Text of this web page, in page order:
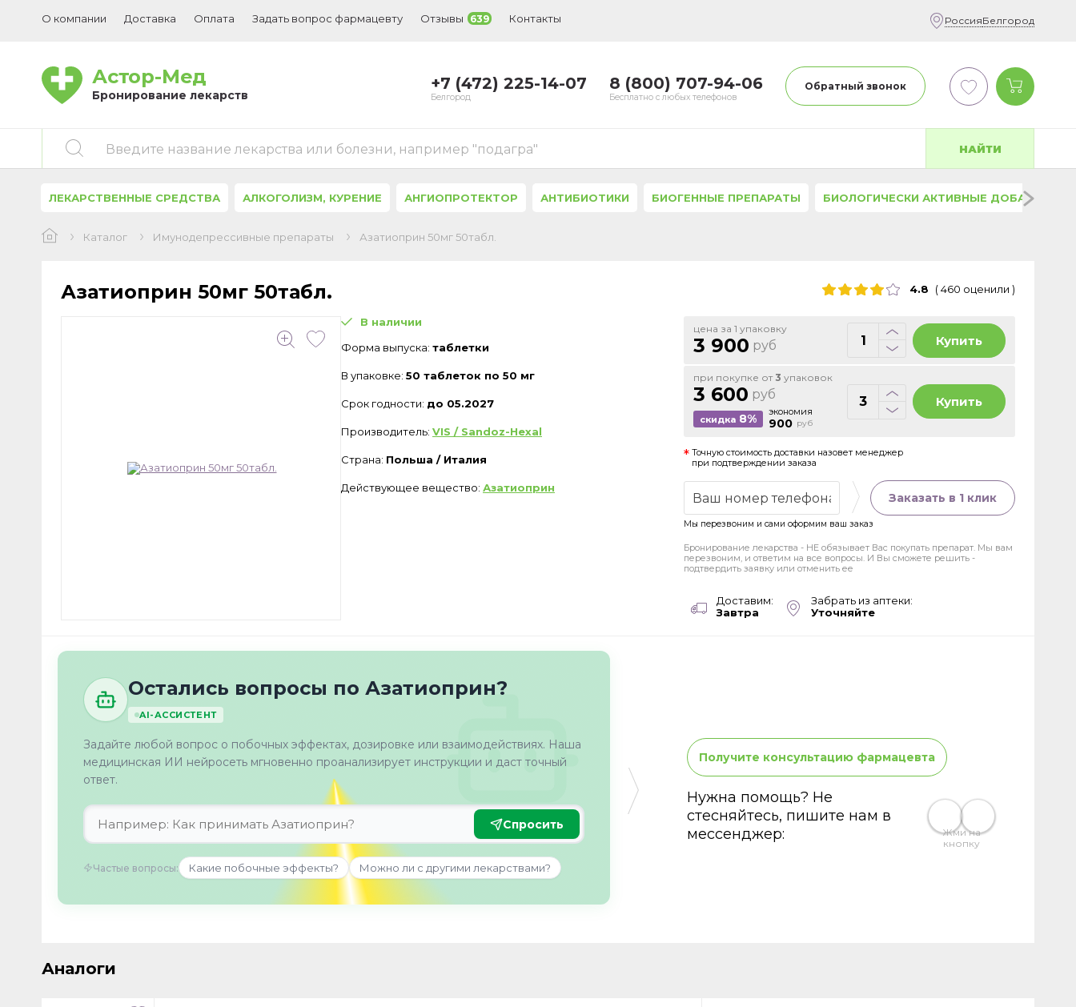
О компании Доставка Оплата Задать вопрос фармацевту Отзывы 639 Контакты РоссияБелгород
Астор-Мед
Бронирование лекарств
+7 (472) 225-14-07
Белгород
8 (800) 707-94-06
Бесплатно с любых телефонов
Обратный звонок
Введите название лекарства или болезни, например "подагра" НАЙТИ
ЛЕКАРСТВЕННЫЕ СРЕДСТВА АЛКОГОЛИЗМ, КУРЕНИЕ АНГИОПРОТЕКТОР АНТИБИОТИКИ БИОГЕННЫЕ ПРЕПАРАТЫ БИОЛОГИЧЕСКИ АКТИВНЫЕ ДОБАВКИ
Каталог Имунодепрессивные препараты Азатиоприн 50мг 50табл.
Азатиоприн 50мг 50табл. 4.8 (460 оценили )
В наличии
Форма выпуска: таблетки
В упаковке: 50 таблеток по 50 мг
Срок годности: до 05.2027
Производитель: VIS / Sandoz-Hexal
Страна: Польша / Италия
Действующее вещество: Азатиоприн
цена за 1 упаковку
3 900 руб Купить
при покупке от 3 упаковок
3 600 руб
скидка 8% экономия
900 руб
Купить
Точную стоимость доставки назовет менеджер
при подтверждении заказа
Заказать в 1 клик
Мы перезвоним и сами оформим ваш заказ
Бронирование лекарства - НЕ обязывает Вас покупать препарат. Мы вам
перезвоним, и ответим на все вопросы. И Вы сможете решить -
подтвердить заявку или отменить ее
Доставим:
Завтра
Забрать из аптеки:
Уточняйте
Остались вопросы по Азатиоприн?
AI-АССИСТЕНТ
Задайте любой вопрос о побочных эффектах, дозировке или взаимодействиях. Наша
медицинская ИИ нейросеть мгновенно проанализирует инструкции и даст точный
ответ.
Спросить
Частые вопросы: Какие побочные эффекты? Можно ли с другими лекарствами?
Получите консультацию фармацевта
Нужна помощь? Не
стесняйтесь, пишите нам в
мессенджер:
Жми на
кнопку
Аналоги